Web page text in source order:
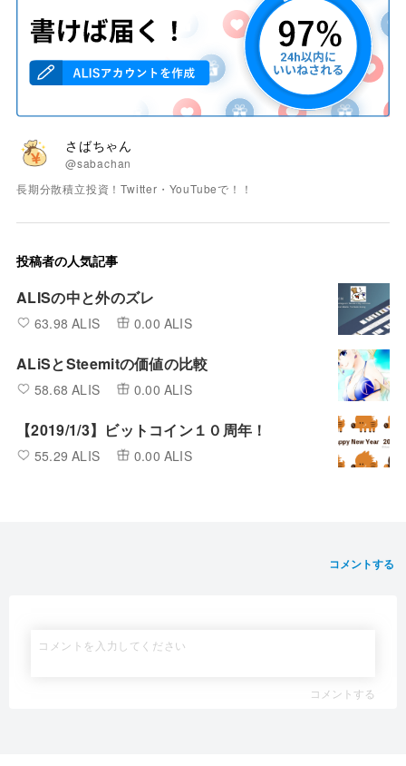
さばちゃん
@sabachan
長期分散積立投資！Twitter・YouTubeで！！
投稿者の人気記事
ALISの中と外のズレ
63.98 ALIS 0.00 ALIS
ALiSとSteemitの価値の比較
58.68 ALIS 0.00 ALIS
【2019/1/3】ビットコイン１０周年！
55.29 ALIS 0.00 ALIS
コメントする
コメントする